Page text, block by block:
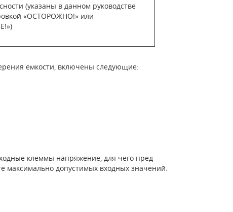
(указаны в данном руководстве
«ОСТОРОЖНО!» или
емкости, включены следующие:
клеммы напряжение, для чего пред
максимально допустимых входных значений.